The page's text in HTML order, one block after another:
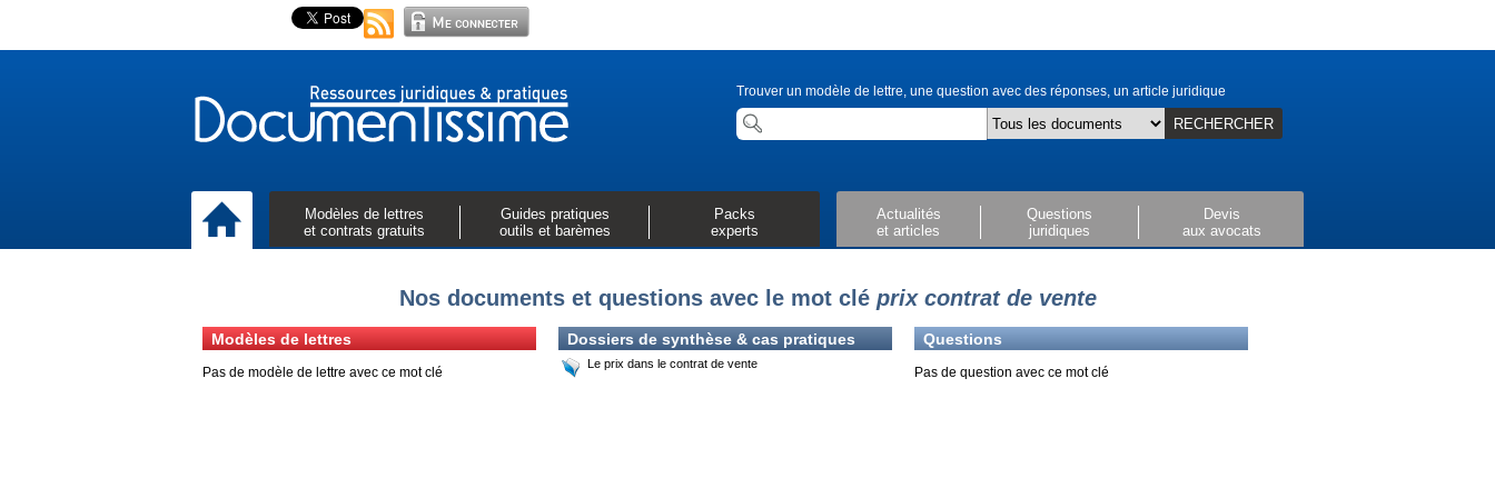
Trouver un modèle de lettre, une question avec des réponses, un article juridique
RECHERCHER
Modèles de lettres
et contrats gratuits
Guides pratiques
outils et barèmes
Packs
experts
Actualités
et articles
Questions
juridiques
Devis
aux avocats
Nos documents et questions avec le mot clé prix contrat de vente
Modèles de lettres
Pas de modèle de lettre avec ce mot clé
Dossiers de synthèse & cas pratiques
Le prix dans le contrat de vente
Questions
Pas de question avec ce mot clé